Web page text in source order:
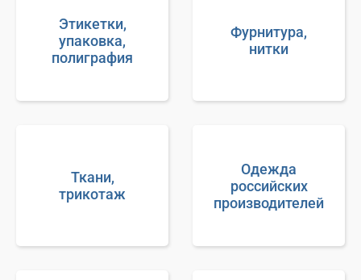
Этикетки,
упаковка,
полиграфия
Фурнитура,
нитки
Ткани,
трикотаж
Одежда
российских
производителей